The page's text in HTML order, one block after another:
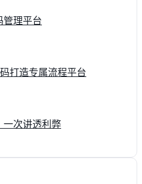
管理平台
打造专属流程平台
一次讲透利弊